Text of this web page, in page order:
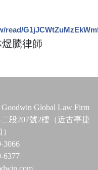
read/
騰律師
Global Law Firm
段207號2樓（近古亭捷
3066
6377